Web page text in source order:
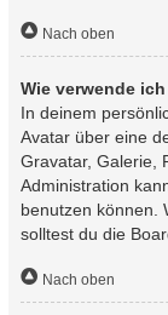
Nach oben
Wie verwende
In deinem
Avatar über eine
Gravatar, Galerie,
Administration
benutzen können.
solltest du die
Nach oben